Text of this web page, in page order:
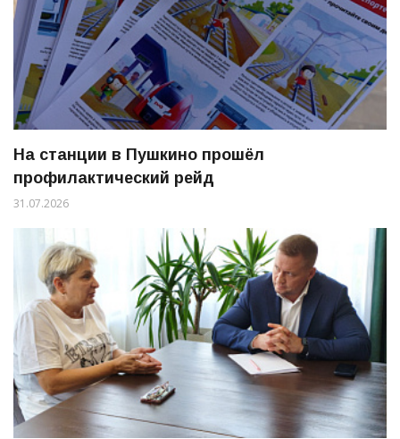
На станции в Пушкино прошёл
профилактический рейд
31.07.2026